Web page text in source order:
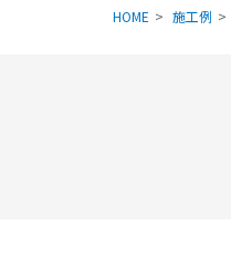
HOME 施工例